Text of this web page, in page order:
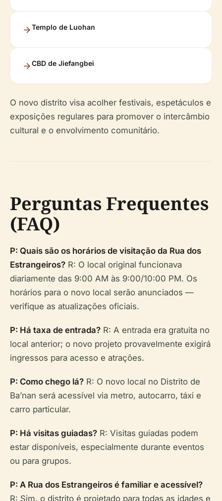
Templo de Luohan
CBD de Jiefangbei
O novo distrito visa acolher festivais, espetáculos e
exposições regulares para promover o intercâmbio
cultural e o envolvimento comunitário.
Perguntas Frequentes
(FAQ)
P: Quais são os horários de visitação da Rua dos
Estrangeiros? R: O local original funcionava
diariamente das 9:00 AM às 9:00/10:00 PM. Os
horários para o novo local serão anunciados —
verifique as atualizações oficiais.
P: Há taxa de entrada? R: A entrada era gratuita no
local anterior; o novo projeto provavelmente exigirá
ingressos para acesso e atrações.
P: Como chego lá? R: O novo local no Distrito de
Ba’nan será acessível via metro, autocarro, táxi e
carro particular.
P: Há visitas guiadas? R: Visitas guiadas podem
estar disponíveis, especialmente durante eventos
ou para grupos.
P: A Rua dos Estrangeiros é familiar e acessível?
R: Sim, o distrito é projetado para todas as idades e